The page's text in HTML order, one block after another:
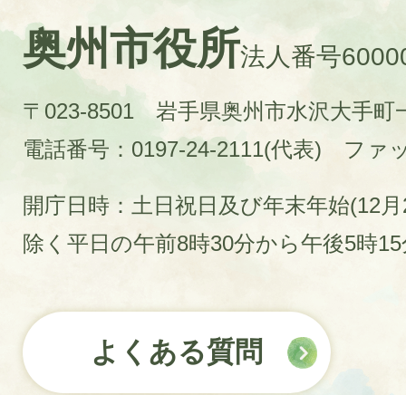
奥州市役所法人番号
〒023-8501 岩手県奥州市水沢大手町
電話番号：0197-24-2111(代表)
ファ
開庁日時：土日祝日及び年末年始(12
除く平日の午前8時30分から午後5時
よくある質問